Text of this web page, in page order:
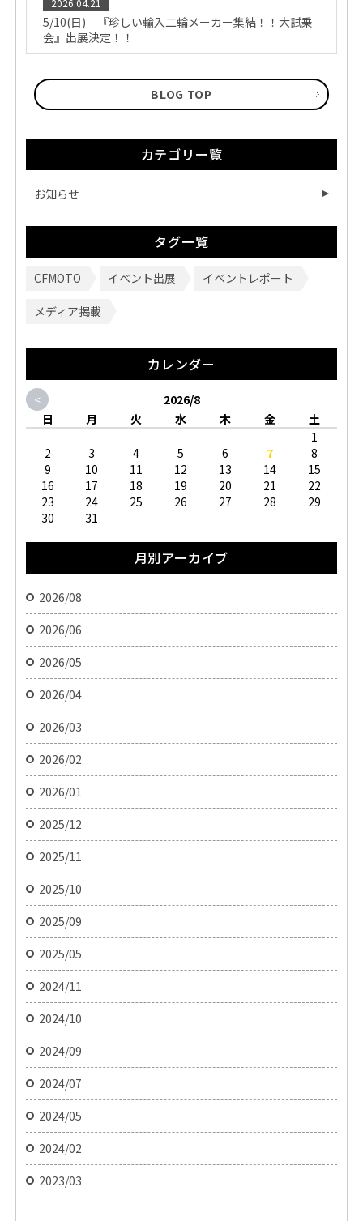
5/10(日) 『珍しい輸入二輪メーカー集結！！大試乗
会』出展決定！！
BLOG TOP
カテゴリー覧
お知らせ
タグ一覧
CFMOTO イベント出展 イベントレポート
メディア掲載
カレンダー
<
2026/8
日
月 火 水 木 金
土
1
2
3 4 5 6 7
8
9
10 11 12 13 14
15
16
17 18 19 20 21
22
23
24 25 26 27 28
29
30
31
月別アーカイブ
2026/08
2026/06
2026/05
2026/04
2026/03
2026/02
2026/01
2025/12
2025/11
2025/10
2025/09
2025/05
2024/11
2024/10
2024/09
2024/07
2024/05
2024/02
2023/03